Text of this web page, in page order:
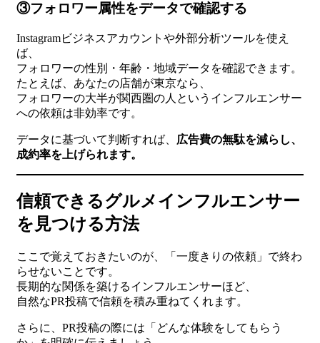
③フォロワー属性をデータで確認する
Instagramビジネスアカウントや外部分析ツールを使え
ば、
フォロワーの性別・年齢・地域データを確認できます。
たとえば、あなたの店舗が東京なら、
フォロワーの大半が関西圏の人というインフルエンサー
への依頼は非効率です。
データに基づいて判断すれば、 広告費の無駄を減らし、
成約率を上げられます。
信頼できるグルメインフルエンサー
を見つける方法
ここで覚えておきたいのが、「一度きりの依頼」で終わ
らせないことです。
長期的な関係を築けるインフルエンサーほど、
自然なPR投稿で信頼を積み重ねてくれます。
さらに、PR投稿の際には「どんな体験をしてもらう